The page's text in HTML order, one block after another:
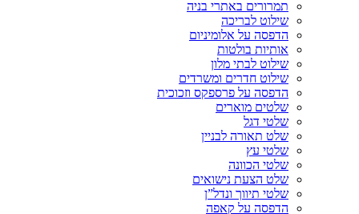
תמרורים באתרי בניה
שילוט לבריכה
הדפסה על אלומיניום
אותיות בולטות
שילוט לבתי מלון
שילוט חדרים ומשרדים
הדפסה על פרספקס וזכוכית
שלטים מוארים
שלטי דגל
שלט תאורה לבניין
שלטי עץ
שלטי הכוונה
שלט הצעת נישואים
שלטי תיווך ונדל”ן
הדפסה על קאפה